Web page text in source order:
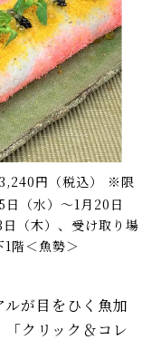
円（税込） ※限
（水）～1月20日
（木）、受け取り場
階＜魚勢＞
が目をひく魚加
クリック＆コレ